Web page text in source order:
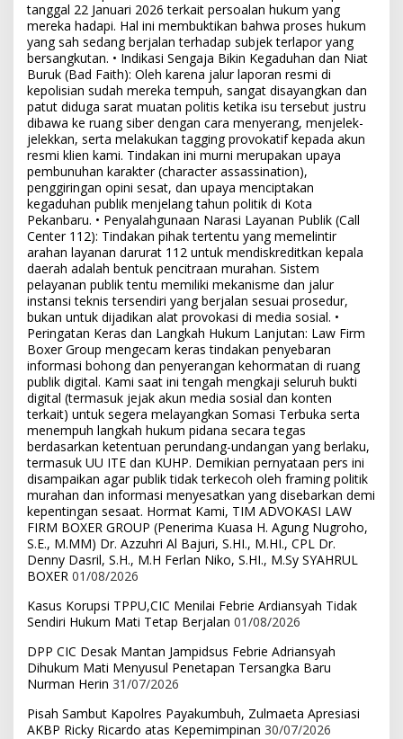
tanggal 22 Januari 2026 terkait persoalan hukum yang
mereka hadapi. Hal ini membuktikan bahwa proses hukum
yang sah sedang berjalan terhadap subjek terlapor yang
bersangkutan. • Indikasi Sengaja Bikin Kegaduhan dan Niat
Buruk (Bad Faith): Oleh karena jalur laporan resmi di
kepolisian sudah mereka tempuh, sangat disayangkan dan
patut diduga sarat muatan politis ketika isu tersebut justru
dibawa ke ruang siber dengan cara menyerang, menjelek-
jelekkan, serta melakukan tagging provokatif kepada akun
resmi klien kami. Tindakan ini murni merupakan upaya
pembunuhan karakter (character assassination),
penggiringan opini sesat, dan upaya menciptakan
kegaduhan publik menjelang tahun politik di Kota
Pekanbaru. • Penyalahgunaan Narasi Layanan Publik (Call
Center 112): Tindakan pihak tertentu yang memelintir
arahan layanan darurat 112 untuk mendiskreditkan kepala
daerah adalah bentuk pencitraan murahan. Sistem
pelayanan publik tentu memiliki mekanisme dan jalur
instansi teknis tersendiri yang berjalan sesuai prosedur,
bukan untuk dijadikan alat provokasi di media sosial. •
Peringatan Keras dan Langkah Hukum Lanjutan: Law Firm
Boxer Group mengecam keras tindakan penyebaran
informasi bohong dan penyerangan kehormatan di ruang
publik digital. Kami saat ini tengah mengkaji seluruh bukti
digital (termasuk jejak akun media sosial dan konten
terkait) untuk segera melayangkan Somasi Terbuka serta
menempuh langkah hukum pidana secara tegas
berdasarkan ketentuan perundang-undangan yang berlaku,
termasuk UU ITE dan KUHP. Demikian pernyataan pers ini
disampaikan agar publik tidak terkecoh oleh framing politik
murahan dan informasi menyesatkan yang disebarkan demi
kepentingan sesaat. Hormat Kami, TIM ADVOKASI LAW
FIRM BOXER GROUP (Penerima Kuasa H. Agung Nugroho,
S.E., M.MM) Dr. Azzuhri Al Bajuri, S.HI., M.HI., CPL Dr.
Denny Dasril, S.H., M.H Ferlan Niko, S.HI., M.Sy SYAHRUL
BOXER 01/08/2026
Kasus Korupsi TPPU,CIC Menilai Febrie Ardiansyah Tidak
Sendiri Hukum Mati Tetap Berjalan 01/08/2026
DPP CIC Desak Mantan Jampidsus Febrie Adriansyah
Dihukum Mati Menyusul Penetapan Tersangka Baru
Nurman Herin 31/07/2026
Pisah Sambut Kapolres Payakumbuh, Zulmaeta Apresiasi
AKBP Ricky Ricardo atas Kepemimpinan 30/07/2026